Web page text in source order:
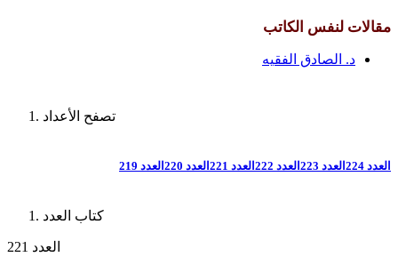
مقالات لنفس الكاتب
د. الصادق الفقيه
تصفح الأعداد
العدد 224 العدد 223 العدد 222 العدد 221 العدد 220 العدد 219
كتاب العدد
العدد 221